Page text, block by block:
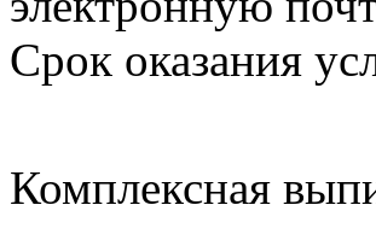
Срок оказания
Комплексная